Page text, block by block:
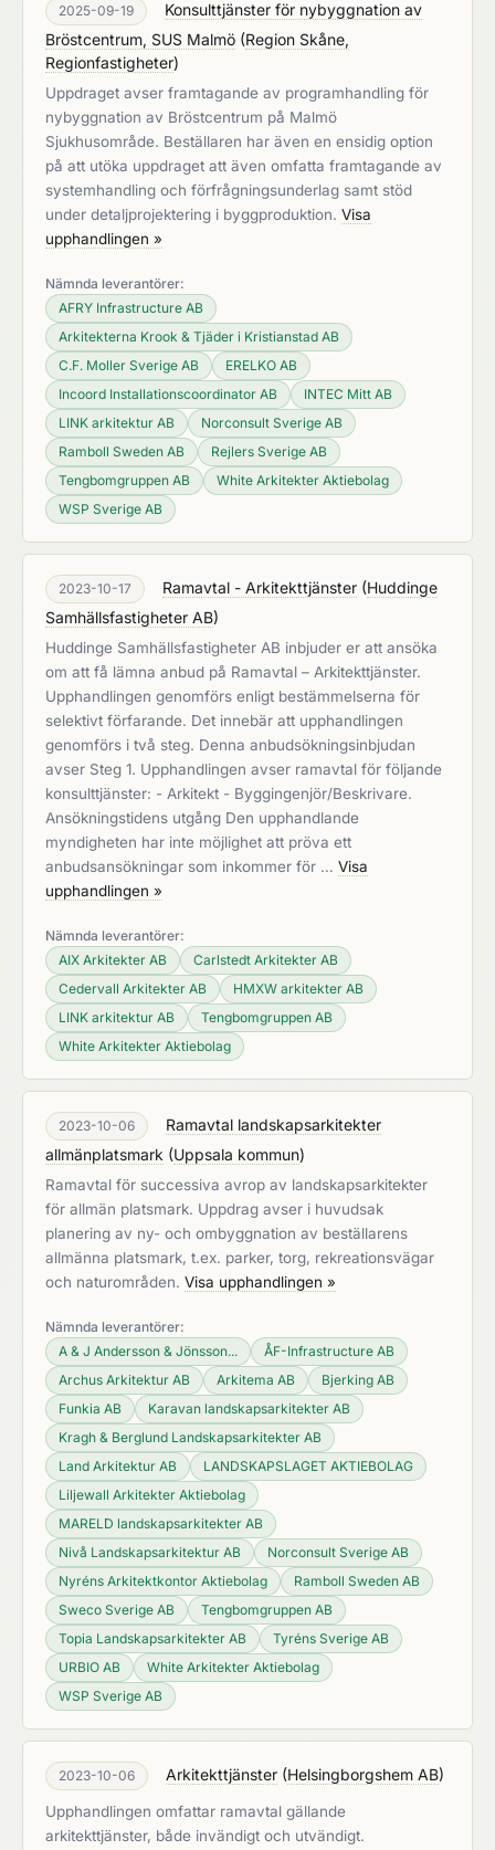
2025-09-19
Konsulttjänster för nybyggnation av
Bröstcentrum, SUS Malmö (Region Skåne,
Regionfastigheter)
Uppdraget avser framtagande av programhandling för
nybyggnation av Bröstcentrum på Malmö
Sjukhusområde. Beställaren har även en ensidig option
på att utöka uppdraget att även omfatta framtagande av
systemhandling och förfrågningsunderlag samt stöd
under detaljprojektering i byggproduktion. Visa
upphandlingen »
Nämnda leverantörer:
AFRY Infrastructure AB
Arkitekterna Krook & Tjäder i Kristianstad AB
C.F. Moller Sverige AB
ERELKO AB
Incoord Installationscoordinator AB
INTEC Mitt AB
LINK arkitektur AB
Norconsult Sverige AB
Ramboll Sweden AB
Rejlers Sverige AB
Tengbomgruppen AB
White Arkitekter Aktiebolag
WSP Sverige AB
2023-10-17 Ramavtal - Arkitekttjänster (Huddinge
Samhällsfastigheter AB)
Huddinge Samhällsfastigheter AB inbjuder er att ansöka
om att få lämna anbud på Ramavtal – Arkitekttjänster.
Upphandlingen genomförs enligt bestämmelserna för
selektivt förfarande. Det innebär att upphandlingen
genomförs i två steg. Denna anbudsökningsinbjudan
avser Steg 1. Upphandlingen avser ramavtal för följande
konsulttjänster: - Arkitekt - Byggingenjör/Beskrivare.
Ansökningstidens utgång Den upphandlande
myndigheten har inte möjlighet att pröva ett
anbudsansökningar som inkommer för … Visa
upphandlingen »
Nämnda leverantörer:
AIX Arkitekter AB
Carlstedt Arkitekter AB
Cedervall Arkitekter AB
HMXW arkitekter AB
LINK arkitektur AB
Tengbomgruppen AB
White Arkitekter Aktiebolag
2023-10-06
Ramavtal landskapsarkitekter
allmänplatsmark (Uppsala kommun)
Ramavtal för successiva avrop av landskapsarkitekter
för allmän platsmark. Uppdrag avser i huvudsak
planering av ny- och ombyggnation av beställarens
allmänna platsmark, t.ex. parker, torg, rekreationsvägar
och naturområden. Visa upphandlingen »
Nämnda leverantörer:
A & J Andersson & Jönsson...
ÅF-Infrastructure AB
Archus Arkitektur AB
Arkitema AB
Bjerking AB
Funkia AB
Karavan landskapsarkitekter AB
Kragh & Berglund Landskapsarkitekter AB
Land Arkitektur AB
LANDSKAPSLAGET AKTIEBOLAG
Liljewall Arkitekter Aktiebolag
MARELD landskapsarkitekter AB
Nivå Landskapsarkitektur AB
Norconsult Sverige AB
Nyréns Arkitektkontor Aktiebolag
Ramboll Sweden AB
Sweco Sverige AB
Tengbomgruppen AB
Topia Landskapsarkitekter AB
Tyréns Sverige AB
URBIO AB
White Arkitekter Aktiebolag
WSP Sverige AB
2023-10-06 Arkitekttjänster (Helsingborgshem AB)
Upphandlingen omfattar ramavtal gällande
arkitekttjänster, både invändigt och utvändigt.